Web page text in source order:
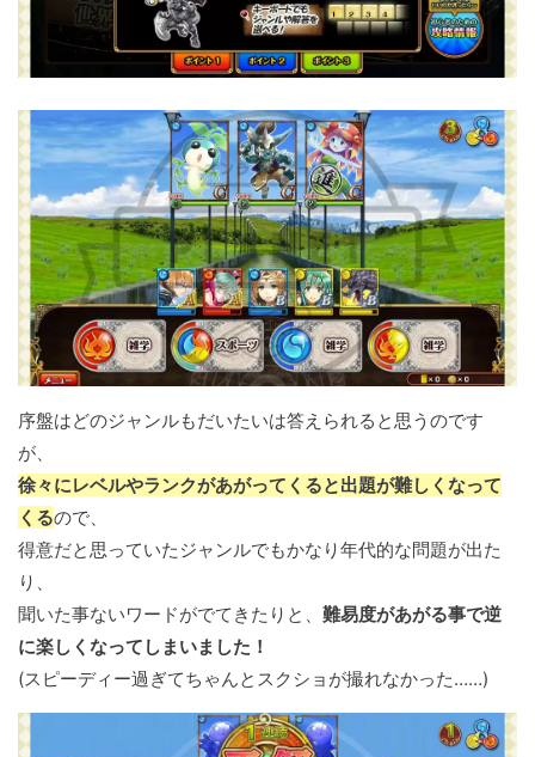
序盤はどのジャンルもだいたいは答えられると思うのです
が、
徐々にレベルやランクがあがってくると出題が難しくなって
くるので、
得意だと思っていたジャンルでもかなり年代的な問題が出た
り、
聞いた事ないワードがでてきたりと、 難易度があがる事で逆
に楽しくなってしまいました！
(スピーディー過ぎてちゃんとスクショが撮れなかった……)